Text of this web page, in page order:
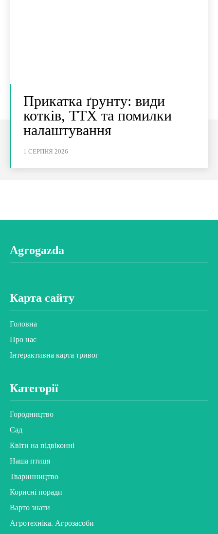
Прикатка ґрунту: види
котків, ТТХ та помилки
налаштування
1 СЕРПНЯ 2026
Agrogazda
Карта сайту
Головна
Про нас
Інтерактивна карта тривог
Категорії
Городництво
Сад
Квіти на підвіконні
Наша птиця
Тваринництво
Корисні поради
Варто знати
Агротехніка. Агрозасоби